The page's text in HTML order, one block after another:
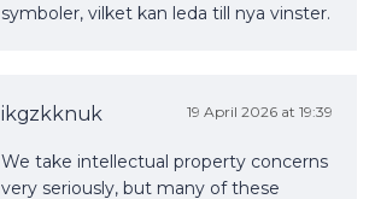
symboler, vilket kan leda till nya vinster.
ikgzkknuk 19 April 2026 at 19:39
We take intellectual property concerns
very seriously, but many of these